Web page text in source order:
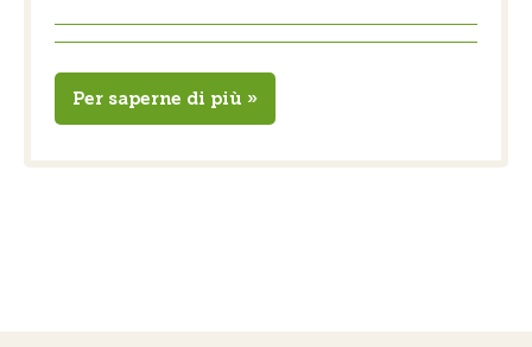
Per saperne di più »